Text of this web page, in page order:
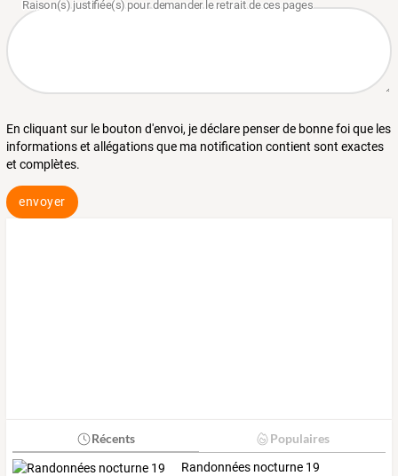
En cliquant sur le bouton d'envoi, je déclare penser de bonne foi que les
informations et allégations que ma notification contient sont exactes
et complètes.
envoyer
Récents Populaires
Randonnées nocturne 19